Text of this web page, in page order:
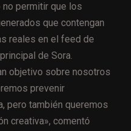
no permitir que los
que contengan
reales en el feed de
de Sora.
objetivo sobre nosotros
prevenir
pero también queremos
creativa», comentó